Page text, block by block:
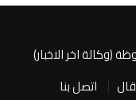
اخر الاخبار)
اتصل بنا